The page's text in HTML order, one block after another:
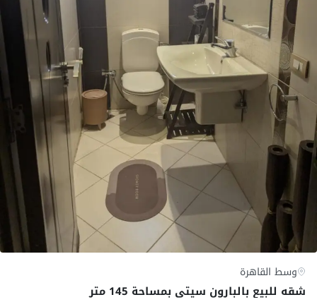
وسط القاهرة
شقه للبيع بالبارون سيتي بمساحة 145 متر